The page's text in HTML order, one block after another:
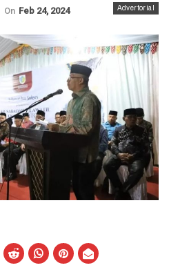
Advertorial
On Feb 24, 2024